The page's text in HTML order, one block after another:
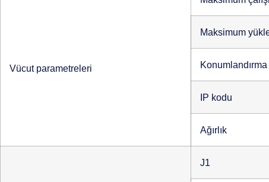
Vücut parametreleri
Maksimum
IP kodu
Ağırlık
J1